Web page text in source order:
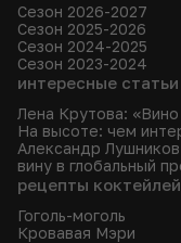
Сезон 2026-2027
Сезон 2025-2026
Сезон 2024-2025
Сезон 2023-2024
интересные статьи
Лена Крутова:
На высоте: чем
Александр
вину в глобальный
рецепты коктейлей
Гоголь-моголь
Кровавая Мэри